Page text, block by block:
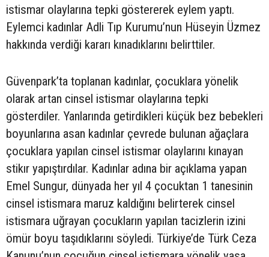
istismar olaylarına tepki göstererek eylem yaptı.
Eylemci kadınlar Adli Tıp Kurumu’nun Hüseyin Üzmez
hakkında verdiği kararı kınadıklarını belirttiler.
Güvenpark’ta toplanan kadınlar, çocuklara yönelik
olarak artan cinsel istismar olaylarına tepki
gösterdiler. Yanlarında getirdikleri küçük bez bebekleri
boyunlarına asan kadınlar çevrede bulunan ağaçlara
çocuklara yapılan cinsel istismar olaylarını kınayan
stikır yapıştırdılar. Kadınlar adına bir açıklama yapan
Emel Sungur, dünyada her yıl 4 çocuktan 1 tanesinin
cinsel istismara maruz kaldığını belirterek cinsel
istismara uğrayan çocukların yapılan tacizlerin izini
ömür boyu taşıdıklarını söyledi. Türkiye’de Türk Ceza